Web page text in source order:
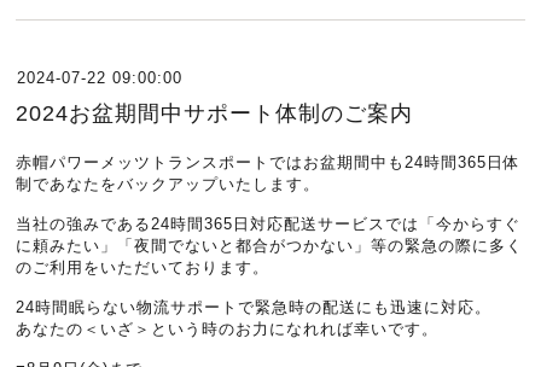
2024-07-22 09:00:00
2024お盆期間中サポート体制のご案内
赤帽パワーメッツトランスポートではお盆期間中も24時間365日体
制であなたをバックアップいたします。
当社の強みである24時間365日対応配送サービスでは「今からすぐ
に頼みたい」「夜間でないと都合がつかない」等の緊急の際に多く
のご利用をいただいております。
24時間眠らない物流サポートで緊急時の配送にも迅速に対応。
あなたの＜いざ＞という時のお力になれれば幸いです。